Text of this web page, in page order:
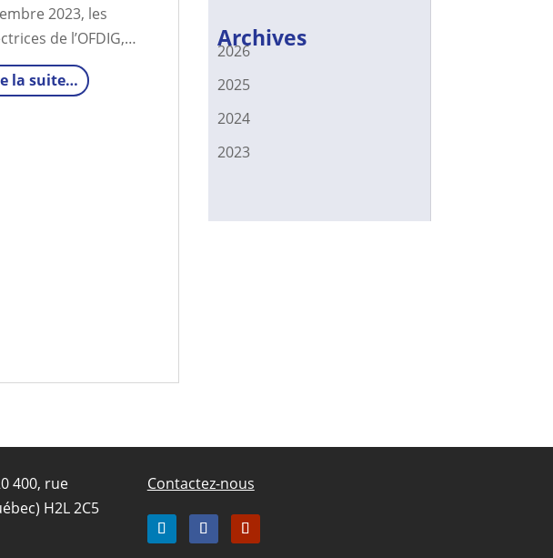
2023, les
de l’OFDIG,…
la suite…
Archives
2026
2025
2024
2023
400, rue
H2L 2C5
Contactez-nous